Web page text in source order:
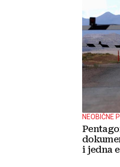
NEOBIČNE
i jedna